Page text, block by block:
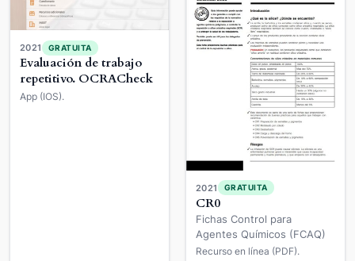
2021 GRATUITA
Evaluación de trabajo
repetitivo. OCRACheck
App (IOS).
2021 GRATUITA
CR0
Fichas Control para
Agentes Químicos (FCAQ)
Recurso en línea (PDF).